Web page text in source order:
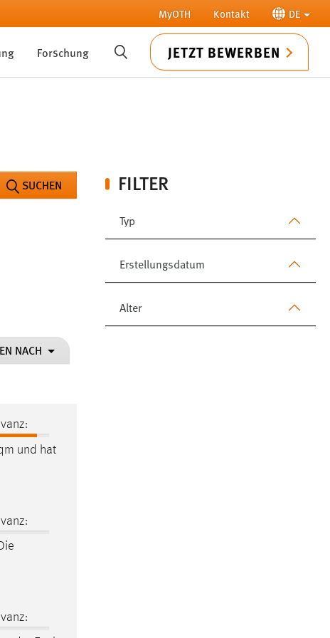
MyOTH Kontakt DE
Forschung SUCHE JETZT BEWERBEN
FILTER
Typ
Erstellungsdatum
Alter
SUCHEN
NACH
und hat